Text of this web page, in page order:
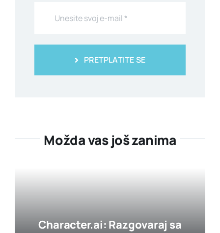
PRETPLATITE SE
Možda vas još zanima
Character.ai: Razgovaraj sa